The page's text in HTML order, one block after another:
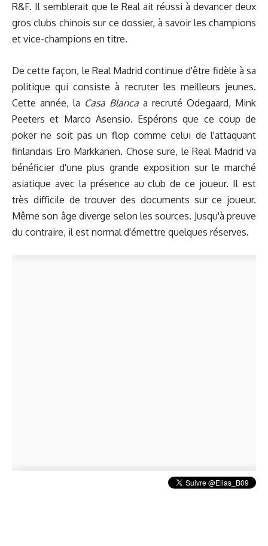
R&F. Il semblerait que le Real ait réussi à devancer deux
gros clubs chinois sur ce dossier, à savoir les champions
et vice-champions en titre.
De cette façon, le Real Madrid continue d'être fidèle à sa
politique qui consiste à recruter les meilleurs jeunes.
Cette année, la Casa Blanca a recruté Odegaard, Mink
Peeters et Marco Asensio. Espérons que ce coup de
poker ne soit pas un flop comme celui de l'attaquant
finlandais Ero Markkanen. Chose sure, le Real Madrid va
bénéficier d'une plus grande exposition sur le marché
asiatique avec la présence au club de ce joueur. Il est
très difficile de trouver des documents sur ce joueur.
Même son âge diverge selon les sources. Jusqu'à preuve
du contraire, il est normal d'émettre quelques réserves.